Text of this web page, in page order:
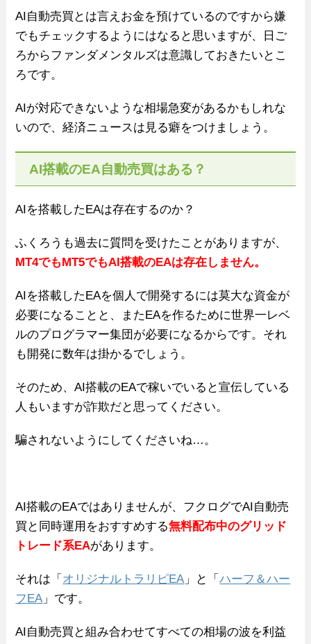
AI自動売買とは言えお金を預けているのですから嫌
でもチェックするようにはなると思いますが、日ご
ろからファンダメンタルズは意識しておきたいとこ
ろです。
AIが対応できないような相場急変があるかもしれな
いので、経済ニュースは見る癖をつけましょう。
AI搭載のEA自動売買はある？
AIを搭載したEAは存在するのか？
ふくろうも過去に質問を受けたことがありますが、
MT4でもMT5でもAI搭載のEAは存在しません。
AIを搭載したEAを個人で開発するには莫大な資金が
必要になることと、またEAを作るために世界一レベ
ルのプログラマー集団が必要になるからです。それ
も開発に数年は掛かるでしょう。
そのため、AI搭載のEAで稼いでいると宣伝している
人もいますが詐欺だと思ってください。
騙されないようにしてくださいね…。
AI搭載のEAではありませんが、フクログでAI自動売
買と同時運用をおすすめする無料配布中のグリッド
トレード系EAがあります。
それは「 オリジナルトラリピEA 」と「ハーフ＆ハー
フEA 」です。
AI自動売買と組み合わせてすべての相場の波を利益